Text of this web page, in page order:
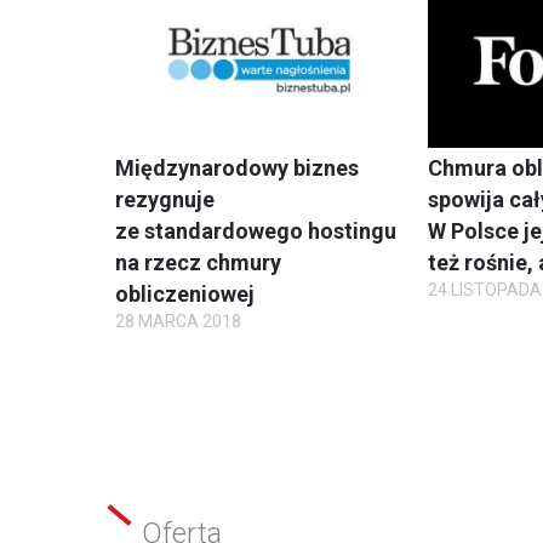
Międzynarodowy biznes
rezygnuje
ze standardowego hostingu
na rzecz chmury
obliczeniowej
28 MARCA 2018
Chmura
spowija
W Polsce
też rośnie,
24
Oferta